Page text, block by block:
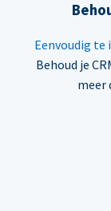
Eenvoudig
Behoud je
meer